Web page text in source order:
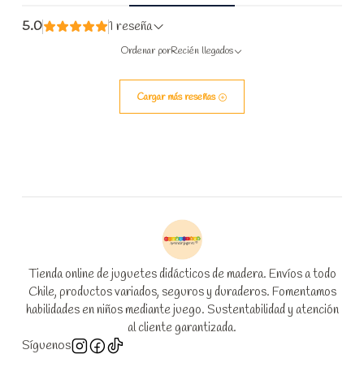
5.0 1 reseña
Ordenar porRecién llegados
Cargar más reseñas
Tienda online de juguetes didácticos de madera. Envíos a todo
Chile, productos variados, seguros y duraderos. Fomentamos
habilidades en niños mediante juego. Sustentabilidad y atención
al cliente garantizada.
Síguenos